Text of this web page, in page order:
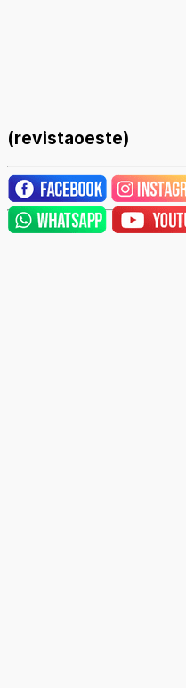
(revistaoeste)